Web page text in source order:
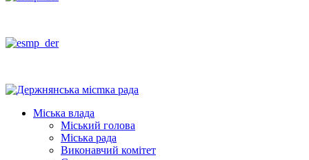
Міська влада
Міський голова
Міська рада
Виконавчий комітет